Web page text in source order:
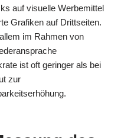
auf visuelle Werbemittel
Grafiken auf Drittseiten.
im Rahmen von
ist oft geringer als bei
zur